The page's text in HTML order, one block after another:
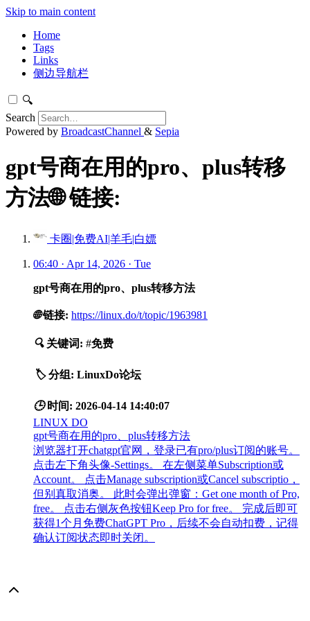
Skip to main content
Home
Tags
Links
侧边导航栏
🔍
Search
Powered by BroadcastChannel & Sepia
gpt号商在用的pro、plus转移
方法🌐 链接:
卡圈|免费AI|羊毛|白嫖
06:40 · Apr 14, 2026 · Tue
gpt号商在用的pro、plus转移方法
🌐 链接: https://linux.do/t/topic/1963981
🔍 关键词: #免费
🏷️ 分组: LinuxDo论坛
🕒 时间: 2026-04-14 14:40:07
LINUX DO
gpt号商在用的pro、plus转移方法
浏览器打开chatgpt官网，登录已有pro/plus订阅的账号。
点击左下角头像-Settings。 在左侧菜单Subscription或
Account。 点击Manage subscription或Cancel subscriptio，
但别真取消奥。 此时会弹出弹窗：Get one month of Pro,
free。 点击右侧灰色按钮Keep Pro for free。 完成后即可
获得1个月免费ChatGPT Pro，后续不会自动扣费，记得
确认订阅状态即时关闭。